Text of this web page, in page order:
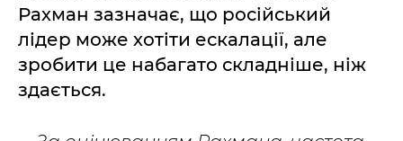
Рахман зазначає, що російський
лідер може хотіти ескалації, але
зробити це набагато складніше, ніж
здається.